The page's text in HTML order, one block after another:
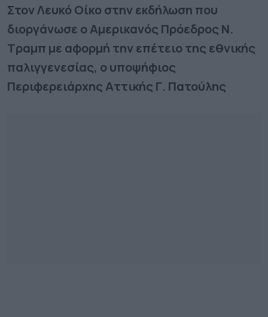
Στον Λευκό Οίκο στην εκδήλωση που
διοργάνωσε ο Αμερικανός Πρόεδρος Ν.
Τραμπ με αφορμή την επέτειο της εθνικής
παλιγγενεσίας, ο υποψήφιος
Περιφερειάρχης Αττικής Γ. Πατούλης